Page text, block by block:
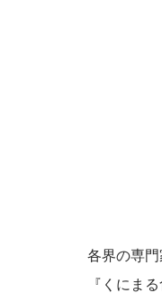
各界の専
『くにま